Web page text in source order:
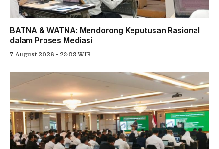
BATNA & WATNA: Mendorong Keputusan Rasional
dalam Proses Mediasi
7 August 2026 • 23:08 WIB